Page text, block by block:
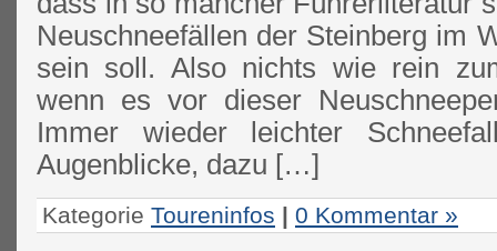
Neuschneefällen der Steinberg im
sein soll. Also nichts wie rein
wenn es vor dieser
Immer wieder leichter
Augenblicke, dazu […]
Kategorie Toureninfos | 0 Kommentar »